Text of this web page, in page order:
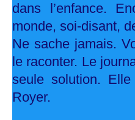
dans l’enfance.
monde, soi-disant,
Ne sache jamais.
le raconter. Le
seule solution.
Royer.